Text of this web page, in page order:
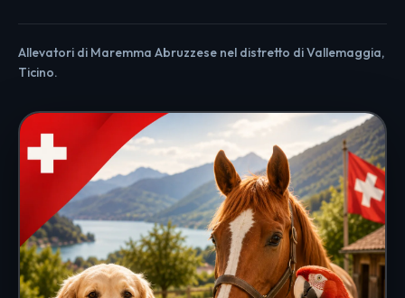
Allevatori di Maremma Abruzzese nel distretto di Vallemaggia,
Ticino.